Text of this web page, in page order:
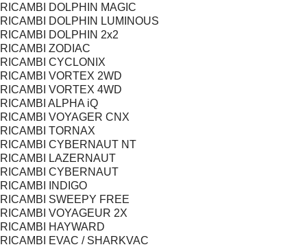
RICAMBI DOLPHIN MAGIC
RICAMBI DOLPHIN LUMINOUS
RICAMBI DOLPHIN 2x2
RICAMBI ZODIAC
RICAMBI CYCLONIX
RICAMBI VORTEX 2WD
RICAMBI VORTEX 4WD
RICAMBI ALPHA iQ
RICAMBI VOYAGER CNX
RICAMBI TORNAX
RICAMBI CYBERNAUT NT
RICAMBI LAZERNAUT
RICAMBI CYBERNAUT
RICAMBI INDIGO
RICAMBI SWEEPY FREE
RICAMBI VOYAGEUR 2X
RICAMBI HAYWARD
RICAMBI EVAC / SHARKVAC